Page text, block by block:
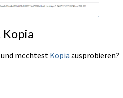
möchtest Kopia ausprobieren?